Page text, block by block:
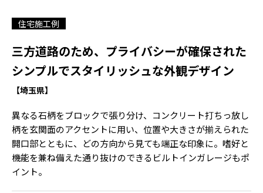
住宅施工例
三方道路のため、プライバシーが確保された
シンプルでスタイリッシュな外観デザイン
【埼玉県】
異なる石柄をブロックで張り分け、コンクリート打ちっ放し
柄を玄関面のアクセントに用い、位置や大きさが揃えられた
開口部とともに、どの方向から見ても端正な印象に。嗜好と
機能を兼ね備えた通り抜けのできるビルトインガレージもポ
イント。